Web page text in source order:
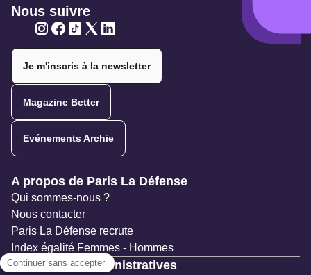
Nous suivre
Je m'inscris à la newsletter
Magazine Better
Evénements Archie
Navigation secondaire
A propos de Paris La Défense
Qui sommes-nous ?
Nous contacter
Paris La Défense recrute
Index égalité Femmes - Hommes
Ressources administratives